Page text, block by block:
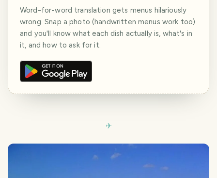
Word-for-word translation gets menus hilariously
wrong. Snap a photo (handwritten menus work too)
and you'll know what each dish actually is, what's in
it, and how to ask for it.